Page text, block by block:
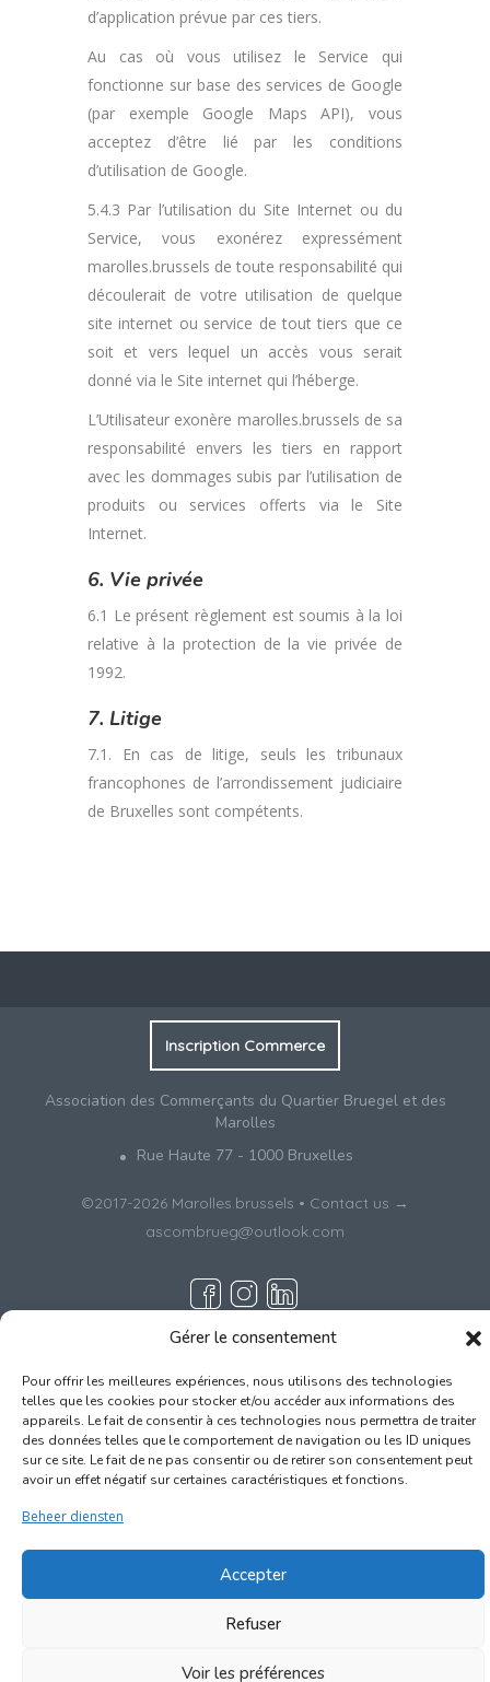
Gérer le consentement
Pour offrir les meilleures expériences, nous utilisons des technologies
telles que les cookies pour stocker et/ou accéder aux informations des
appareils. Le fait de consentir à ces technologies nous permettra de traiter
des données telles que le comportement de navigation ou les ID uniques
sur ce site. Le fait de ne pas consentir ou de retirer son consentement peut
avoir un effet négatif sur certaines caractéristiques et fonctions.
Beheer diensten
Accepter
Refuser
Voir les préférences
d’application prévue par ces tiers.
Au cas où vous utilisez le Service qui
fonctionne sur base des services de Google
(par exemple Google Maps API), vous
acceptez d’être lié par les conditions
d’utilisation de Google.
5.4.3 Par l’utilisation du Site Internet ou du
Service, vous exonérez expressément
marolles.brussels de toute responsabilité qui
découlerait de votre utilisation de quelque
site internet ou service de tout tiers que ce
soit et vers lequel un accès vous serait
donné via le Site internet qui l’héberge.
L’Utilisateur exonère marolles.brussels de sa
responsabilité envers les tiers en rapport
avec les dommages subis par l’utilisation de
produits ou services offerts via le Site
Internet.
6. Vie privée
6.1 Le présent règlement est soumis à la loi
relative à la protection de la vie privée de
1992.
7. Litige
7.1. En cas de litige, seuls les tribunaux
francophones de l’arrondissement judiciaire
de Bruxelles sont compétents.
Inscription Commerce
Association des Commerçants du Quartier Bruegel et des
Marolles
Rue Haute 77 - 1000 Bruxelles
©2017-2026 Marolles.brussels • Contact us →
ascombrueg@outlook.com